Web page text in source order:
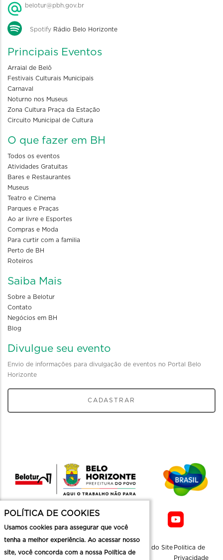
belotur@pbh.gov.br
Spotify Rádio Belo Horizonte
Principais Eventos
Arraial de Belô
Festivais Culturais Municipais
Carnaval
Noturno nos Museus
Zona Cultura Praça da Estação
Circuito Municipal de Cultura
O que fazer em BH
Todos os eventos
Atividades Gratuitas
Bares e Restaurantes
Museus
Teatro e Cinema
Parques e Praças
Ao ar livre e Esportes
Compras e Moda
Para curtir com a familia
Perto de BH
Roteiros
Saiba Mais
Sobre a Belotur
Contato
Negócios em BH
Blog
Divulgue seu evento
Envio de informações para divulgação de eventos no Portal Belo
Horizonte
CADASTRAR
Mapa do Site Politica de
Privacidade
POLÍTICA DE COOKIES
Usamos cookies para assegurar que você
tenha a melhor experiência. Ao acessar nosso
site, você concorda com a nossa Política de